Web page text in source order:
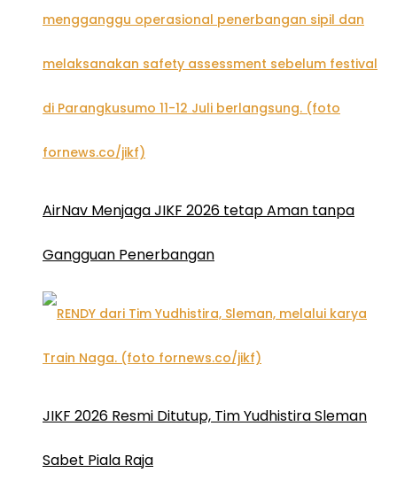
AirNav Menjaga JIKF 2026 tetap Aman tanpa
Gangguan Penerbangan
JIKF 2026 Resmi Ditutup, Tim Yudhistira Sleman
Sabet Piala Raja